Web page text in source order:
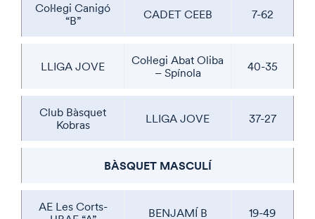
Col·legi Canigó
“B”
CADET CEEB 7-62
LLIGA JOVE
Col·legi Abat Oliba
– Spínola
40-35
Club Bàsquet
Kobras
LLIGA JOVE 37-27
BÀSQUET MASCULÍ
AE Les Corts-
BENJAMÍ B 19-49